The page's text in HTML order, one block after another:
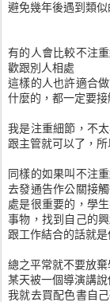
避免幾年後遇到類
有的人會比較不注
歡跟別人相處
這樣的人也許適合
什麼的，都一定要接
我是注重細節，不
跟主管就可以了，
同樣的如果叫不注
去發通告作公關接
處是很重要的，學
事物，找到自己的
跟工作結合的話就
總之平常就不要放
某天被一個導演講
我就去買配色書自